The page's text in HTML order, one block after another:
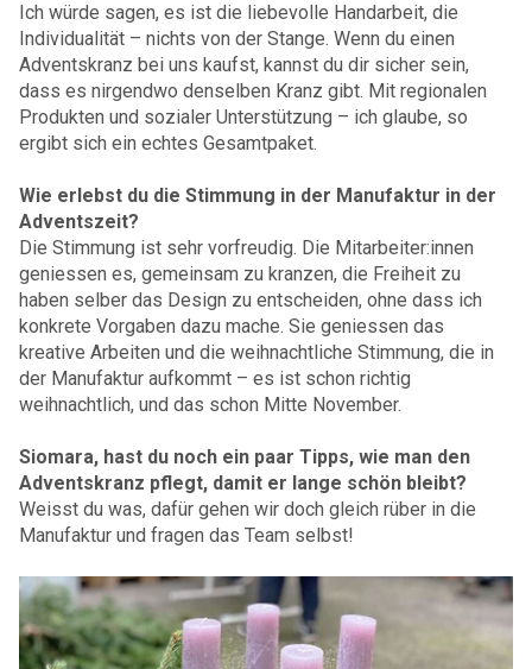
Ich würde sagen, es ist die liebevolle Handarbeit, die
Individualität – nichts von der Stange. Wenn du einen
Adventskranz bei uns kaufst, kannst du dir sicher sein,
dass es nirgendwo denselben Kranz gibt. Mit regionalen
Produkten und sozialer Unterstützung – ich glaube, so
ergibt sich ein echtes Gesamtpaket.
Wie erlebst du die Stimmung in der Manufaktur in der
Adventszeit?
Die Stimmung ist sehr vorfreudig. Die Mitarbeiter:innen
geniessen es, gemeinsam zu kranzen, die Freiheit zu
haben selber das Design zu entscheiden, ohne dass ich
konkrete Vorgaben dazu mache. Sie geniessen das
kreative Arbeiten und die weihnachtliche Stimmung, die in
der Manufaktur aufkommt – es ist schon richtig
weihnachtlich, und das schon Mitte November.
Siomara, hast du noch ein paar Tipps, wie man den
Adventskranz pflegt, damit er lange schön bleibt?
Weisst du was, dafür gehen wir doch gleich rüber in die
Manufaktur und fragen das Team selbst!